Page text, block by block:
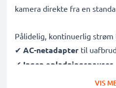
kamera direkte fra en
Pålidelig, kontinuerlig strøm
✔ AC-netadapter til
✔ Ingen opladningspauser
dataoverførsel eller uafbrudt
VIS